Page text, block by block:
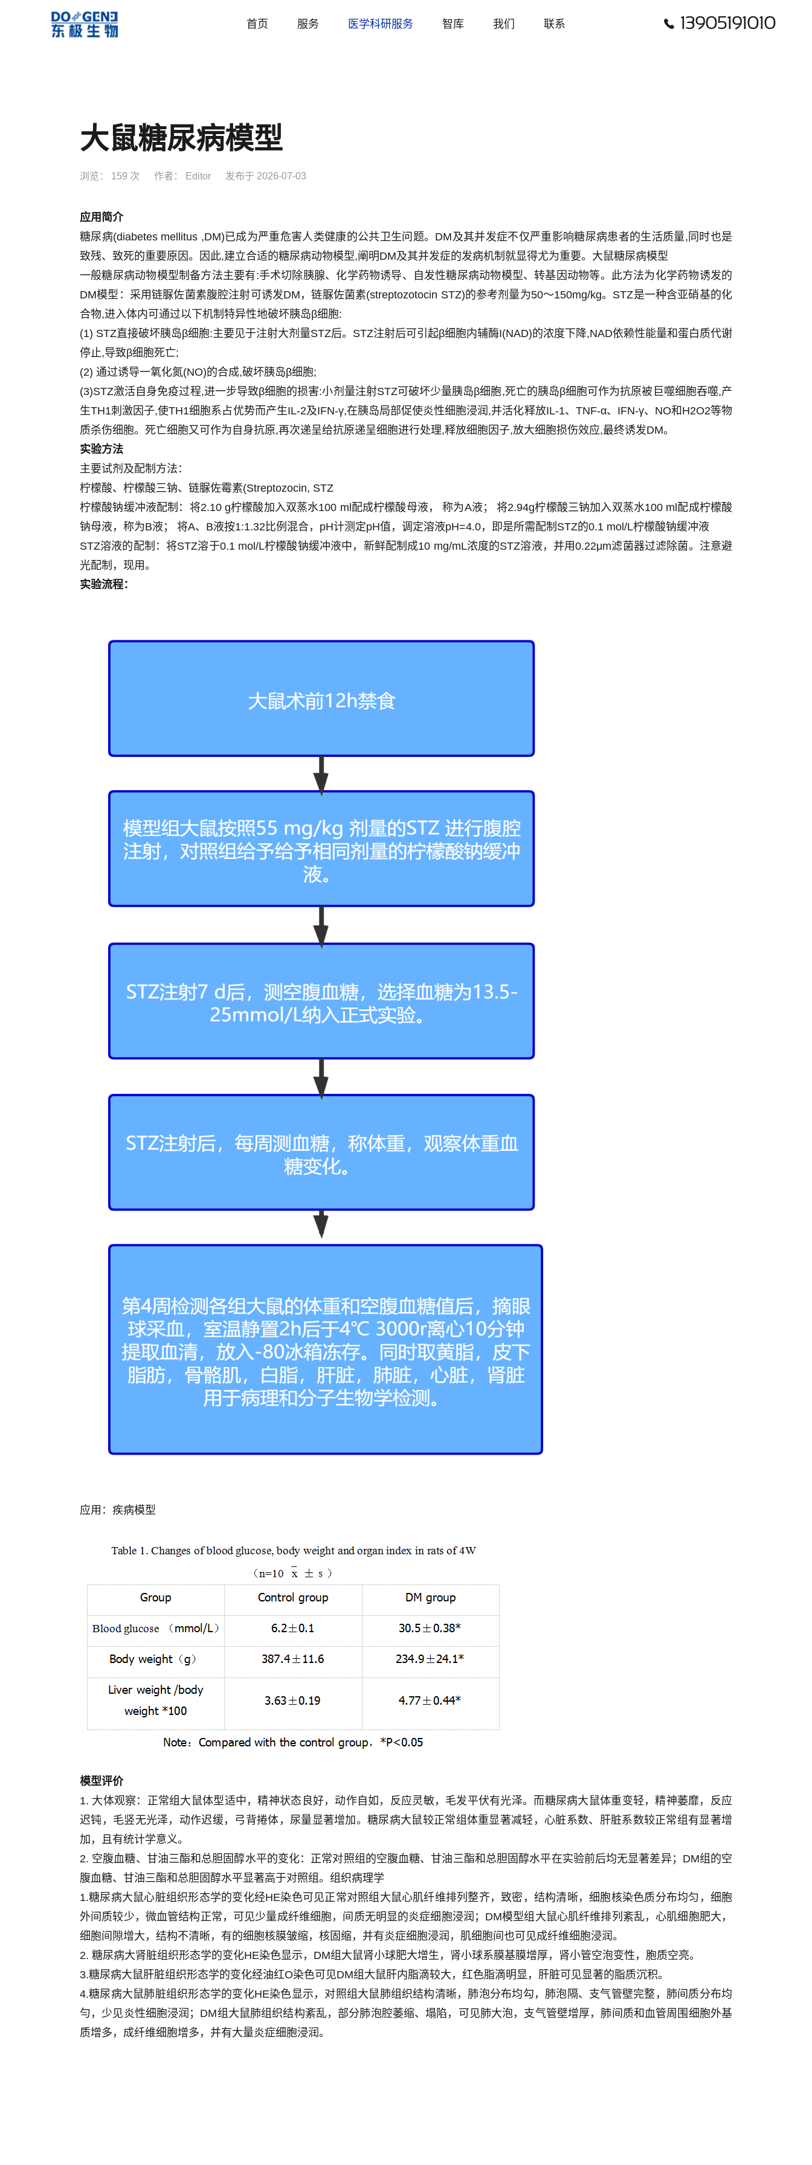
首页 服务 医学科研服务 智库 我们 联系  13905191010
大鼠糖尿病模型
浏览： 159 次 作者： Editor 发布于 2026-07-03
应用简介
糖尿病(diabetes mellitus ,DM)已成为严重危害人类健康的公共卫生问题。DM及其并发症不仅严重影响糖尿病患者的生活质量,同时也是
致残、致死的重要原因。因此,建立合适的糖尿病动物模型,阐明DM及其并发症的发病机制就显得尤为重要。大鼠糖尿病模型
一般糖尿病动物模型制备方法主要有:手术切除胰腺、化学药物诱导、自发性糖尿病动物模型、转基因动物等。此方法为化学药物诱发的
DM模型：采用链脲佐菌素腹腔注射可诱发DM，链脲佐菌素(streptozotocin STZ)的参考剂量为50～150mg/kg。STZ是一种含亚硝基的化
合物,进入体内可通过以下机制特异性地破坏胰岛β细胞:
(1) STZ直接破坏胰岛β细胞:主要见于注射大剂量STZ后。STZ注射后可引起β细胞内辅酶I(NAD)的浓度下降,NAD依赖性能量和蛋白质代谢
停止,导致β细胞死亡;
(2) 通过诱导一氧化氮(NO)的合成,破坏胰岛β细胞;
(3)STZ激活自身免疫过程,进一步导致β细胞的损害:小剂量注射STZ可破坏少量胰岛β细胞,死亡的胰岛β细胞可作为抗原被巨噬细胞吞噬,产
生TH1刺激因子,使TH1细胞系占优势而产生IL-2及IFN-γ,在胰岛局部促使炎性细胞浸润,并活化释放IL-1、TNF-α、IFN-γ、NO和H2O2等物
质杀伤细胞。死亡细胞又可作为自身抗原,再次递呈给抗原递呈细胞进行处理,释放细胞因子,放大细胞损伤效应,最终诱发DM。
实验方法
主要试剂及配制方法：
柠檬酸、柠檬酸三钠、链脲佐霉素(Streptozocin, STZ
柠檬酸钠缓冲液配制：将2.10 g柠檬酸加入双蒸水100 ml配成柠檬酸母液， 称为A液； 将2.94g柠檬酸三钠加入双蒸水100 ml配成柠檬酸
钠母液，称为B液； 将A、B液按1:1.32比例混合，pH计测定pH值，调定溶液pH=4.0，即是所需配制STZ的0.1 mol/L柠檬酸钠缓冲液
STZ溶液的配制：将STZ溶于0.1 mol/L柠檬酸钠缓冲液中，新鲜配制成10 mg/mL浓度的STZ溶液，并用0.22μm滤菌器过滤除菌。注意避
光配制，现用。
实验流程：
应用：疾病模型
模型评价
1. 大体观察：正常组大鼠体型适中，精神状态良好，动作自如，反应灵敏，毛发平伏有光泽。而糖尿病大鼠体重变轻，精神萎靡，反应
迟钝，毛竖无光泽，动作迟缓，弓背捲体，尿量显著增加。糖尿病大鼠较正常组体重显著减轻，心脏系数、肝脏系数较正常组有显著增
加，且有统计学意义。
2. 空腹血糖、甘油三酯和总胆固醇水平的变化：正常对照组的空腹血糖、甘油三酯和总胆固醇水平在实验前后均无显著差异；DM组的空
腹血糖、甘油三酯和总胆固醇水平显著高于对照组。组织病理学
1.糖尿病大鼠心脏组织形态学的变化经HE染色可见正常对照组大鼠心肌纤维排列整齐，致密，结构清晰，细胞核染色质分布均匀，细胞
外间质较少，微血管结构正常，可见少量成纤维细胞，间质无明显的炎症细胞浸润；DM模型组大鼠心肌纤维排列紊乱，心肌细胞肥大，
细胞间隙增大，结构不清晰，有的细胞核膜皱缩，核固缩，并有炎症细胞浸润，肌细胞间也可见成纤维细胞浸润。
2. 糖尿病大肾脏组织形态学的变化HE染色显示，DM组大鼠肾小球肥大增生，肾小球系膜基膜增厚，肾小管空泡变性，胞质空亮。
3.糖尿病大鼠肝脏组织形态学的变化经油红O染色可见DM组大鼠肝内脂滴较大，红色脂滴明显，肝脏可见显著的脂质沉积。
4.糖尿病大鼠肺脏组织形态学的变化HE染色显示，对照组大鼠肺组织结构清晰，肺泡分布均勾，肺泡隔、支气管壁完整，肺间质分布均
勻，少见炎性细胞浸润；DM组大鼠肺组织结构紊乱，部分肺泡腔萎缩、塌陷，可见肺大泡，支气管壁增厚，肺间质和血管周围细胞外基
质增多，成纤维细胞增多，并有大量炎症细胞浸润。